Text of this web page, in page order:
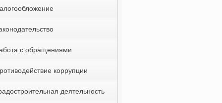
с обращениями
коррупции
деятельность